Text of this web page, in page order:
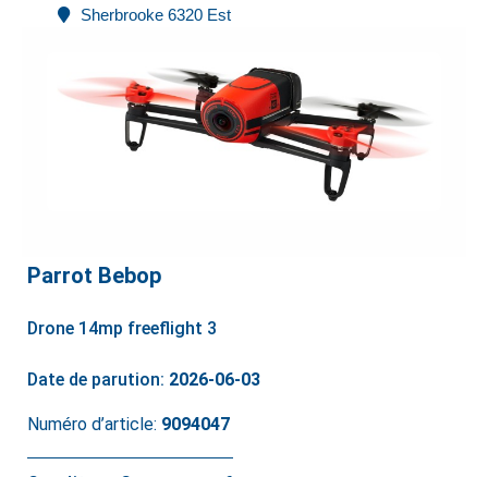
Sherbrooke 6320 Est
Parrot Bebop
Drone 14mp freeflight 3
Date de parution: 2026-06-03
Numéro d’article: 9094047